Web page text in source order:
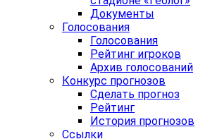
Документы
Голосования
Голосования
Рейтинг игроков
Архив голосований
Конкурс прогнозов
Сделать прогноз
Рейтинг
История прогнозов
Ссылки